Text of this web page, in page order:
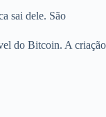
sai dele. São
do Bitcoin. A criação